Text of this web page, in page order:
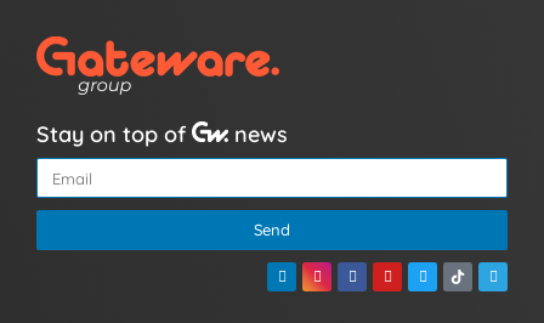
Stay on top of news
Send